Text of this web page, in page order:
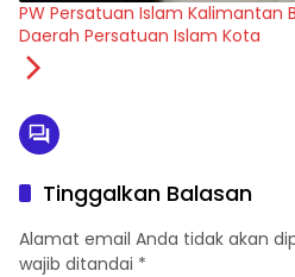
PW Persatuan Islam Kalimantan
Daerah Persatuan Islam Kota
Tinggalkan Balasan
Alamat email Anda tidak akan
wajib ditandai *